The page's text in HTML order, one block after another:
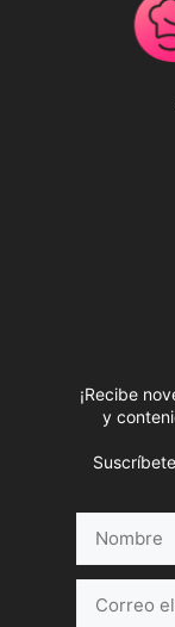
¡Recibe
y
electrónico